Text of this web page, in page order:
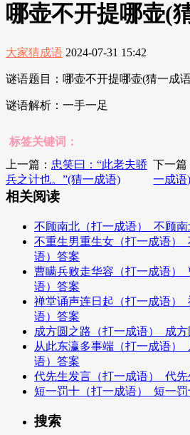
哪壶不开提哪壶(
大家猜成语 2024-07-31 15:42
谜语题目：哪壶不开提哪壶(猜一成
谜语解析：一手一足
标签关键词：
上一篇： 忠笑曰：“此老夫骄
兵之计也。”(猜一成语)
下一篇
一成语)
相关阅读
不顾南北（打一成语）_不顾
不重生男重生女（打一成语）
语）答案
曹瞒兵败走华容（打一成语）
语）答案
禅堂诵声连日起（打一成语）
语）答案
成方圆之路（打一成语）_成
从此东瀛多事端（打一成语）
语）答案
代先生发言（打一成语）_代
短一罚十（打一成语）_短一
搜索